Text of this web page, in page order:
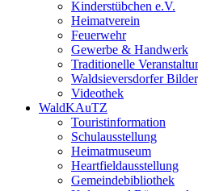
Kinderstübchen e.V.
Heimatverein
Feuerwehr
Gewerbe & Handwerk
Traditionelle
Waldsieversdorfer
Videothek
WaldKAuTZ
Touristinformation
Schulausstellung
Heimatmuseum
Heartfieldausstellung
Gemeindebibliothek